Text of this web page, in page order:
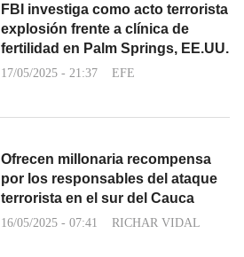
FBI investiga como acto terrorista
explosión frente a clínica de
fertilidad en Palm Springs, EE.UU.
17/05/2025 - 21:37 EFE
Ofrecen millonaria recompensa
por los responsables del ataque
terrorista en el sur del Cauca
16/05/2025 - 07:41 RICHAR VIDAL